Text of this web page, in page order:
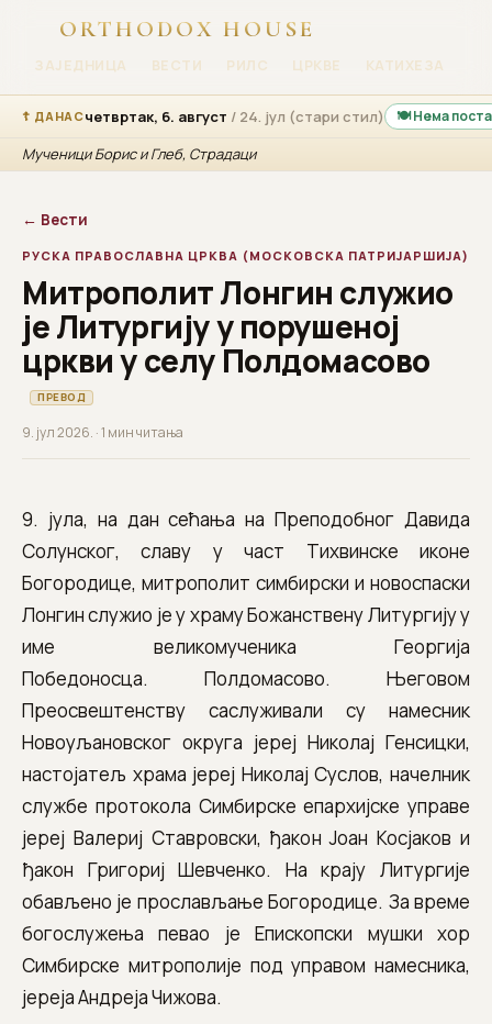
ORTHODOX HOUSE
ЗАЈЕДНИЦА ВЕСТИ РИЛС ЦРКВЕ КАТИХЕЗА
☦ ДАНАСчетвртак, 6. август / 24. јул (стари стил) 🍽 Нема поста
Мученици Борис и Глеб, Страдаци
← Вести
РУСКА ПРАВОСЛАВНА ЦРКВА (МОСКОВСКА ПАТРИЈАРШИЈА)
Митрополит Лонгин служио
је Литургију у порушеној
цркви у селу Полдомасово
ПРЕВОД
9. јул 2026. · 1 мин читања
9. јула, на дан сећања на Преподобног Давида
Солунског, славу у част Тихвинске иконе
Богородице, митрополит симбирски и новоспаски
Лонгин служио је у храму Божанствену Литургију у
име великомученика Георгија
Победоносца. Полдомасово. Његовом
Преосвештенству саслуживали су намесник
Новоуљановског округа јереј Николај Генсицки,
настојатељ храма јереј Николај Суслов, начелник
службе протокола Симбирске епархијске управе
јереј Валериј Ставровски, ђакон Јоан Косјаков и
ђакон Григориј Шевченко. На крају Литургије
обављено је прослављање Богородице. За време
богослужења певао је Епископски мушки хор
Симбирске митрополије под управом намесника,
јереја Андреја Чижова.